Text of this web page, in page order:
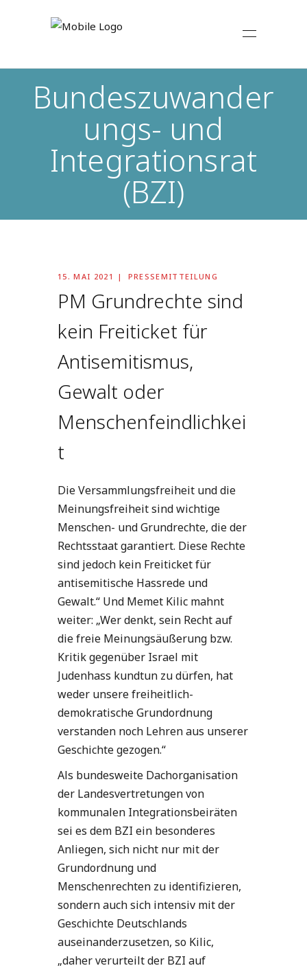
Bundeszuwander
ungs- und
Integrationsrat
(BZI)
15. MAI 2021 PRESSEMITTEILUNG
PM Grundrechte sind
kein Freiticket für
Antisemitismus,
Gewalt oder
Menschenfeindlichkei
t
Die Versammlungsfreiheit und die
Meinungsfreiheit sind wichtige
Menschen- und Grundrechte, die der
Rechtsstaat garantiert. Diese Rechte
sind jedoch kein Freiticket für
antisemitische Hassrede und
Gewalt.“ Und Memet Kilic mahnt
weiter: „Wer denkt, sein Recht auf
die freie Meinungsäußerung bzw.
Kritik gegenüber Israel mit
Judenhass kundtun zu dürfen, hat
weder unsere freiheitlich-
demokratische Grundordnung
verstanden noch Lehren aus unserer
Geschichte gezogen.“
Als bundesweite Dachorganisation
der Landesvertretungen von
kommunalen Integrationsbeiräten
sei es dem BZI ein besonderes
Anliegen, sich nicht nur mit der
Grundordnung und
Menschenrechten zu identifizieren,
sondern auch sich intensiv mit der
Geschichte Deutschlands
auseinanderzusetzen, so Kilic,
„daher verurteilt der BZI auf